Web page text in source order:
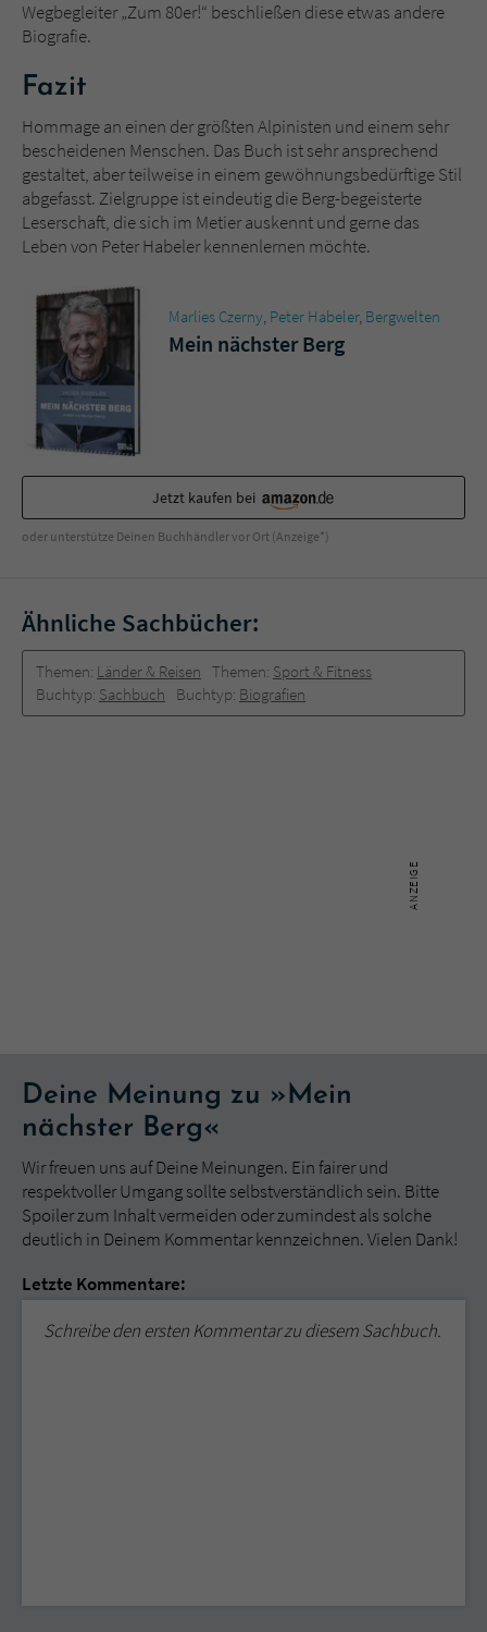
Wegbegleiter „Zum 80er!“ beschließen diese etwas andere
Biografie.
Fazit
Hommage an einen der größten Alpinisten und einem sehr
bescheidenen Menschen. Das Buch ist sehr ansprechend
gestaltet, aber teilweise in einem gewöhnungsbedürftige Stil
abgefasst. Zielgruppe ist eindeutig die Berg-begeisterte
Leserschaft, die sich im Metier auskennt und gerne das
Leben von Peter Habeler kennenlernen möchte.
Marlies Czerny, Peter Habeler, Bergwelten
Mein nächster Berg
Jetzt kaufen bei
oder unterstütze Deinen Buchhändler vor Ort (Anzeige*)
Ähnliche Sachbücher:
Themen: Länder & Reisen Themen: Sport & Fitness
Buchtyp: Sachbuch Buchtyp: Biografien
Deine Meinung zu »Mein
nächster Berg«
Wir freuen uns auf Deine Meinungen. Ein fairer und
respektvoller Umgang sollte selbstverständlich sein. Bitte
Spoiler zum Inhalt vermeiden oder zumindest als solche
deutlich in Deinem Kommentar kennzeichnen. Vielen Dank!
Letzte Kommentare:
Schreibe den ersten Kommentar zu diesem Sachbuch.